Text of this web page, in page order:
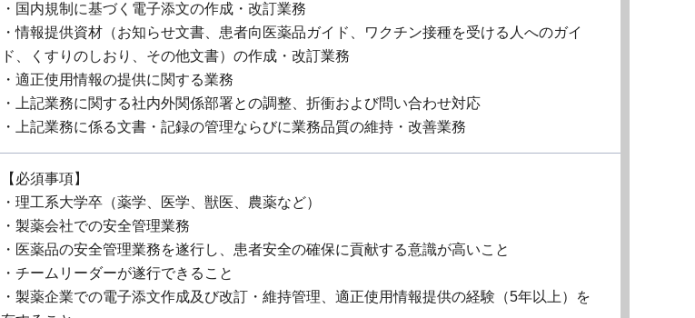
・国内規制に基づく電子添文の作成・改訂業務
・情報提供資材（お知らせ文書、患者向医薬品ガイド、ワクチン接種を受ける人へのガイ
ド、くすりのしおり、その他文書）の作成・改訂業務
・適正使用情報の提供に関する業務
・上記業務に関する社内外関係部署との調整、折衝および問い合わせ対応
・上記業務に係る文書・記録の管理ならびに業務品質の維持・改善業務
【必須事項】
・理工系大学卒（薬学、医学、獣医、農薬など）
・製薬会社での安全管理業務
・医薬品の安全管理業務を遂行し、患者安全の確保に貢献する意識が高いこと
・チームリーダーが遂行できること
・製薬企業での電子添文作成及び改訂・維持管理、適正使用情報提供の経験（5年以上）を